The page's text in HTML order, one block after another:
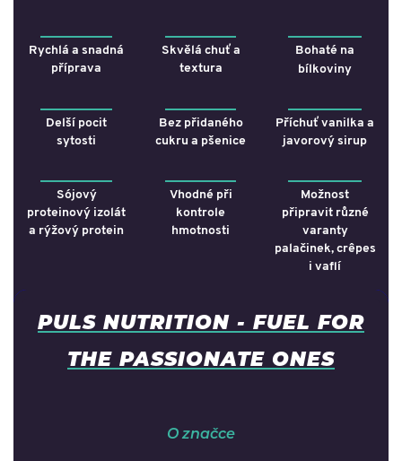
Rychlá a snadná
příprava
Skvělá chuť a
textura
Bohaté na
bílkoviny
Delší pocit
sytosti
Bez přidaného
cukru a pšenice
Příchuť vanilka a
javorový sirup
Sójový
proteinový izolát
a rýžový protein
Vhodné při
kontrole
hmotnosti
Možnost
připravit různé
varanty
palačinek, crêpes
i vaflí
PULS NUTRITION - FUEL FOR
THE PASSIONATE ONES
O značce